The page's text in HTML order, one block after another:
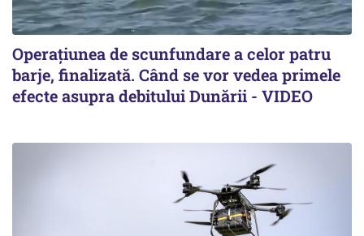
Operațiunea de scunfundare a celor patru
barje, finalizată. Când se vor vedea primele
efecte asupra debitului Dunării - VIDEO